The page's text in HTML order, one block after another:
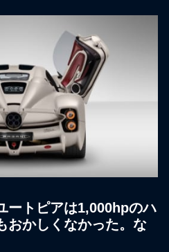
ートピアは1,000hpのハ
おかしくなかった。な